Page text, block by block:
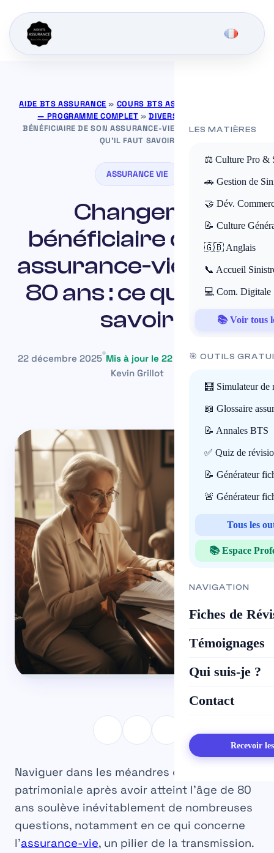
LES MATIÈRES
⚖️ Culture Pro &
🚗 Gestion de
🤝 Dév.
📝 Culture
🇬🇧 Anglais
📞 Accueil
💻 Com. Digitale
📚 Voir tous
🎯 OUTILS
🧮 Simulateur de
📖 Glossaire
📝 Annales BTS
✅ Quiz de
📝 Générateur
🚨 Générateur
Tous les
📚 Espace
NAVIGATION
Fiches de
Témoignages
Qui suis-je ?
Contact
Recevoir
AIDE BTS ASSURANCE » COURS BTS ASSURANCE GRATUITS
— PROGRAMME COMPLET »DIVERS
BÉNÉFICIAIRE DE SON ASSURANCE-VIE APRÈS 80 ANS : CE
QU’IL FAUT SAVOIR
ASSURANCE VIE
Changer le
bénéficiaire de son
assurance-vie après
80 ans : ce qu’il faut
savoir
22 décembre 2025 Mis à jour le 22 mai 2026 ~21 min
Kevin Grillot
Naviguer dans les méandres de la gestion
patrimoniale après avoir atteint l’âge de 80
ans soulève inévitablement de nombreuses
questions, notamment en ce qui concerne
l’assurance-vie, un pilier de la transmission.